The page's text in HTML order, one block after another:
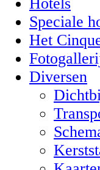
Speciale
Het
Diversen